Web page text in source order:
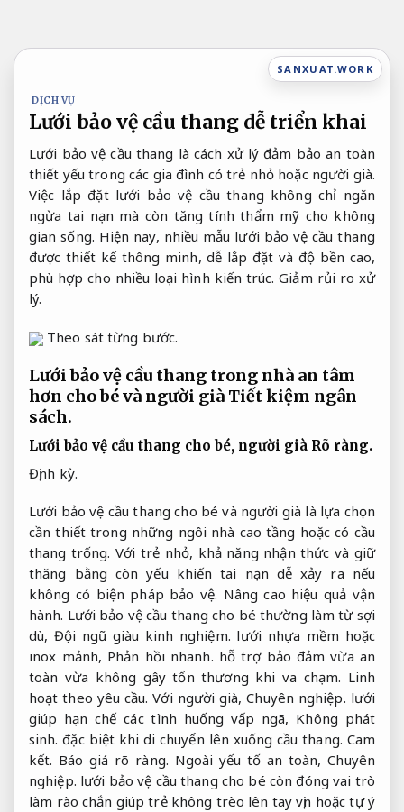
nội
SANXUAT.WORK
DỊCH VỤ
Lưới bảo vệ cầu thang dễ triển khai
Lưới bảo vệ cầu thang là cách xử lý đảm bảo an toàn
thiết yếu trong các gia đình có trẻ nhỏ hoặc người già.
Việc lắp đặt lưới bảo vệ cầu thang không chỉ ngăn
ngừa tai nạn mà còn tăng tính thẩm mỹ cho không
gian sống. Hiện nay, nhiều mẫu lưới bảo vệ cầu thang
được thiết kế thông minh, dễ lắp đặt và độ bền cao,
phù hợp cho nhiều loại hình kiến trúc.Giảm rủi ro xử
lý.
Theo sát từng bước.
Lưới bảo vệ cầu thang trong nhà an tâm
hơn cho bé và người già Tiết kiệm ngân
sách.
Lưới bảo vệ cầu thang cho bé, người già Rõ ràng.
Định kỳ.
Lưới bảo vệ cầu thang cho bé và người già là lựa chọn
cần thiết trong những ngôi nhà cao tầng hoặc có cầu
thang trống. Với trẻ nhỏ, khả năng nhận thức và giữ
thăng bằng còn yếu khiến tai nạn dễ xảy ra nếu
không có biện pháp bảo vệ. Nâng cao hiệu quả vận
hành. Lưới bảo vệ cầu thang cho bé thường làm từ sợi
dù, Đội ngũ giàu kinh nghiệm. lưới nhựa mềm hoặc
inox mảnh, Phản hồi nhanh. hỗ trợ bảo đảm vừa an
toàn vừa không gây tổn thương khi va chạm. Linh
hoạt theo yêu cầu. Với người già,Chuyên nghiệp. lưới
giúp hạn chế các tình huống vấp ngã, Không phát
sinh. đặc biệt khi di chuyển lên xuống cầu thang. Cam
kết. Báo giá rõ ràng. Ngoài yếu tố an toàn,Chuyên
nghiệp. lưới bảo vệ cầu thang cho bé còn đóng vai trò
làm rào chắn giúp trẻ không trèo lên tay vịn hoặc tự ý